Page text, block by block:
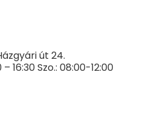
út 24.
16:30 Szo.: 08:00-12:00